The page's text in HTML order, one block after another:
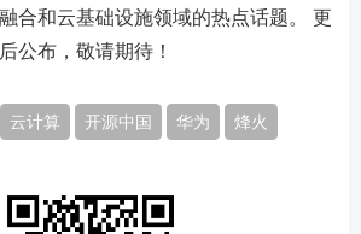
合和云基础设施领域的热点话题。 更
公布，敬请期待！
云计算 开源中国 华为 烽火